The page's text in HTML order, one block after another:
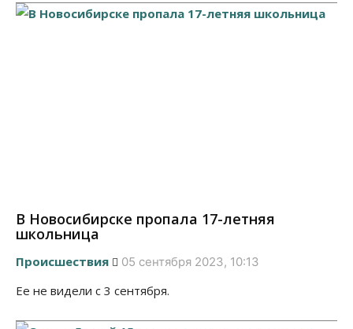
В Новосибирске пропала 17-летняя
школьница
Происшествия 05 сентября 2023, 10:13
Ее не видели с 3 сентября.